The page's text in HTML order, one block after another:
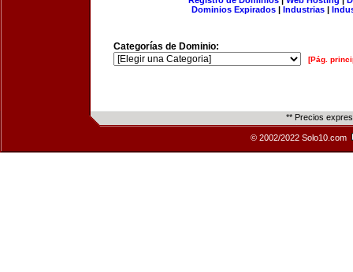
Dominios Expirados | Industrias |
Categorías de Dominio:
[Pág.
** Precios
© 2002/2022 Solo10.com